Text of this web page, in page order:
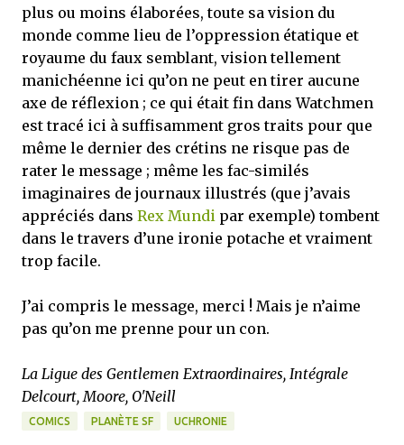
plus ou moins élaborées, toute sa vision du
monde comme lieu de l’oppression étatique et
royaume du faux semblant, vision tellement
manichéenne ici qu’on ne peut en tirer aucune
axe de réflexion ; ce qui était fin dans Watchmen
est tracé ici à suffisamment gros traits pour que
même le dernier des crétins ne risque pas de
rater le message ; même les fac-similés
imaginaires de journaux illustrés (que j’avais
appréciés dans Rex Mundi par exemple) tombent
dans le travers d’une ironie potache et vraiment
trop facile.
J’ai compris le message, merci ! Mais je n’aime
pas qu’on me prenne pour un con.
La Ligue des Gentlemen Extraordinaires, Intégrale
Delcourt, Moore, O'Neill
COMICS PLANÈTE SF UCHRONIE